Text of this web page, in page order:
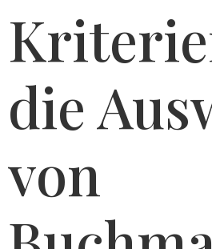
die
von